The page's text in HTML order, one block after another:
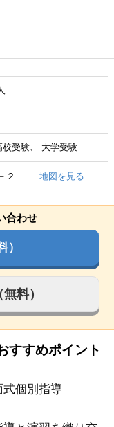
校受験 大学受験
－２ 地図を見る
合わせ
）
料）
すめポイント
式個別指導